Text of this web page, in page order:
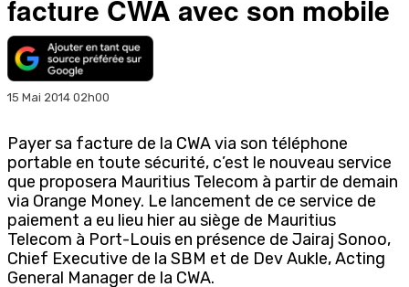
facture CWA avec son mobile
15 Mai 2014 02h00
Payer sa facture de la CWA via son téléphone
portable en toute sécurité, c’est le nouveau service
que proposera Mauritius Telecom à partir de demain
via Orange Money. Le lancement de ce service de
paiement a eu lieu hier au siège de Mauritius
Telecom à Port-Louis en présence de Jairaj Sonoo,
Chief Executive de la SBM et de Dev Aukle, Acting
General Manager de la CWA.